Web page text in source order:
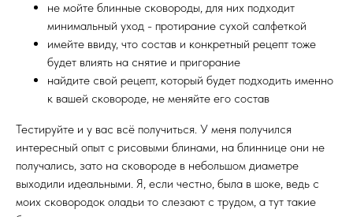
не мойте блинные сковороды, для них подходит
минимальный уход - протирание сухой салфеткой
имейте ввиду, что состав и конкретный рецепт тоже
будет влиять на снятие и пригорание
найдите свой рецепт, который будет подходить именно
к вашей сковороде, не меняйте его состав
Тестируйте и у вас всё получиться. У меня получился
интересный опыт с рисовыми блинами, на блиннице они не
получались, зато на сковороде в небольшом диаметре
выходили идеальными. Я, если честно, была в шоке, ведь с
моих сковородок оладьи то слезают с трудом, а тут такие